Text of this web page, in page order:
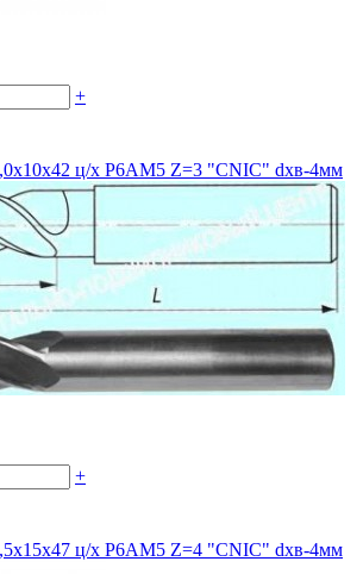
+
ц/х Р6АМ5 Z=3 "CNIC" dхв-4мм
+
ц/х Р6АМ5 Z=4 "CNIC" dхв-4мм